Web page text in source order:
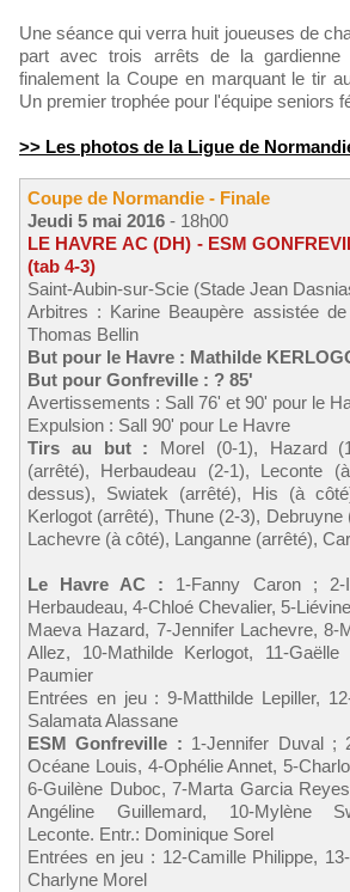
Une séance qui verra huit joueuses de
part avec trois arrêts de la gardienne
finalement la Coupe en marquant le tir
Un premier trophée pour l'équipe seniors
>> Les photos de la Ligue de
Coupe de Normandie - Finale
Jeudi 5 mai 2016 - 18h00
LE HAVRE AC (DH) - ESM
(tab 4-3)
Saint-Aubin-sur-Scie (Stade Jean
Arbitres : Karine Beaupère assistée
Thomas Bellin
But pour le Havre : Mathilde
But pour Gonfreville : ? 85'
Avertissements : Sall 76' et 90' pour le
Expulsion : Sall 90' pour Le Havre
Tirs au but : Morel (0-1), Hazard
(arrêté), Herbaudeau (2-1), Leconte
dessus), Swiatek (arrêté), His (à
Kerlogot (arrêté), Thune (2-3), Debruyne
Lachevre (à côté), Langanne (arrêté),
Le Havre AC : 1-Fanny Caron ; 2-
Herbaudeau, 4-Chloé Chevalier, 5-
Maeva Hazard, 7-Jennifer Lachevre, 8-
Allez, 10-Mathilde Kerlogot, 11-
Paumier
Entrées en jeu : 9-Matthilde Lepiller,
Salamata Alassane
ESM Gonfreville : 1-Jennifer Duval ;
Océane Louis, 4-Ophélie Annet, 5-
6-Guilène Duboc, 7-Marta Garcia
Angéline Guillemard, 10-Mylène
Leconte. Entr.: Dominique Sorel
Entrées en jeu : 12-Camille Philippe,
Charlyne Morel